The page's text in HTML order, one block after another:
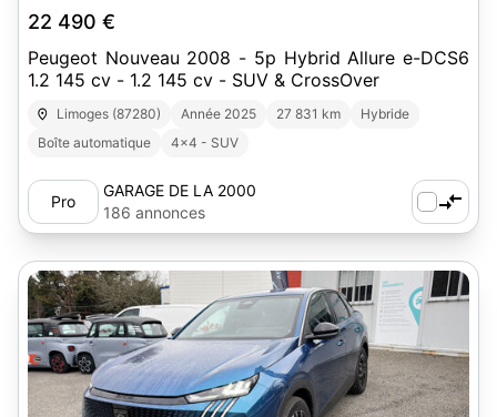
22 490 €
Peugeot Nouveau 2008 - 5p Hybrid Allure e-DCS6
1.2 145 cv - 1.2 145 cv - SUV & CrossOver
Limoges (87280) Année 2025 27 831 km
Hybride
Boîte automatique
4x4 - SUV
Pro
GARAGE DE LA 2000
186 annonces